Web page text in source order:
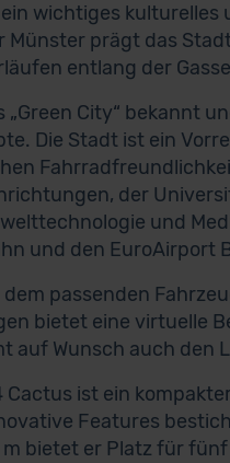
wichtiges
Münster prägt das
entlang der
„Green City“ bekannt
Die Stadt ist ein
der
und
und den EuroAirport
dem passenden
bietet eine virtuelle
auf Wunsch auch den
Cactus ist ein
Features
m bietet er Platz für